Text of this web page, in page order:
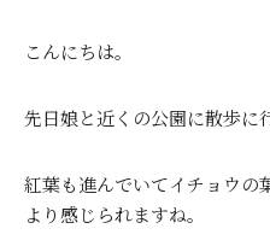
こんにちは。
先日娘と近くの公園に散歩に
紅葉も進んでいてイチョウの
より感じられますね。